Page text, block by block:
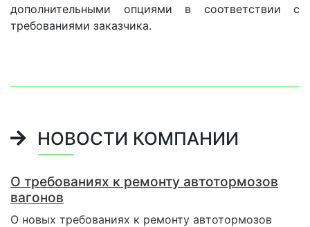
дополнительными опциями в соответствии с
требованиями заказчика.
НОВОСТИ КОМПАНИИ
О требованиях к ремонту автотормозов
вагонов
О новых требованиях к ремонту автотормозов